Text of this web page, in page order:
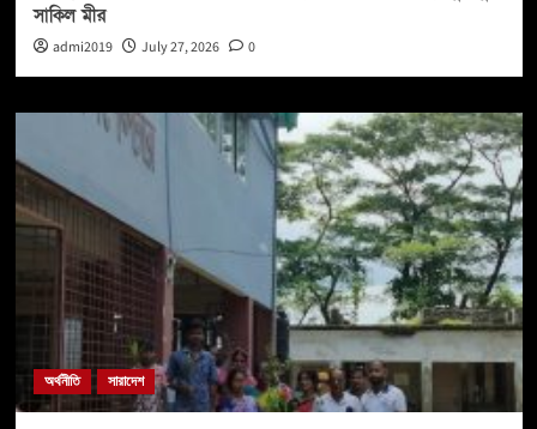
সাকিল মীর
admi2019 July 27, 2026 0
অর্থনীতি সারাদেশ